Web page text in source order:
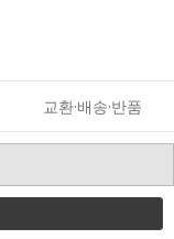
교환·배송·반품